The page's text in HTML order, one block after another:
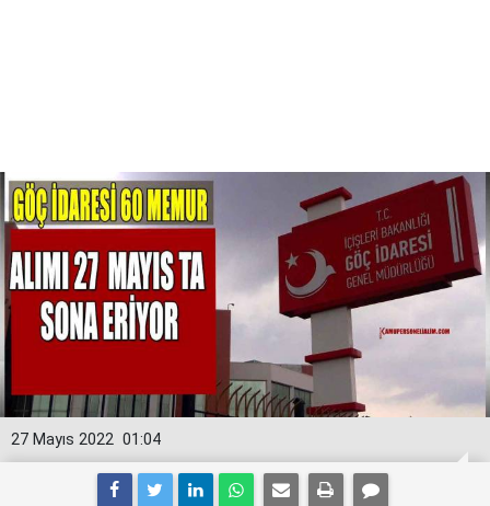
01:04
27 Mayıs 2022